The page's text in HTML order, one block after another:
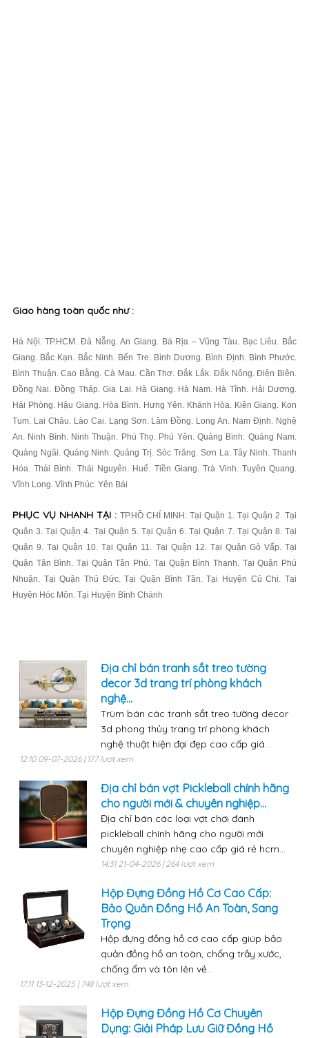
Giao hàng toàn quốc như :
Hà Nội. TP.HCM. Đà Nẵng. An Giang. Bà Rịa – Vũng Tàu. Bạc Liêu. Bắc
Giang. Bắc Kạn. Bắc Ninh. Bến Tre. Bình Dương. Bình Định. Bình Phước.
Bình Thuận. Cao Bằng. Cà Mau. Cần Thơ. Đắk Lắk. Đắk Nông. Điện Biên.
Đồng Nai. Đồng Tháp. Gia Lai. Hà Giang. Hà Nam. Hà Tĩnh. Hải Dương.
Hải Phòng. Hậu Giang. Hòa Bình. Hưng Yên. Khánh Hòa. Kiên Giang. Kon
Tum. Lai Châu. Lào Cai. Lạng Sơn. Lâm Đồng. Long An. Nam Định. Nghệ
An. Ninh Bình. Ninh Thuận. Phú Thọ. Phú Yên. Quảng Bình. Quảng Nam.
Quảng Ngãi. Quảng Ninh. Quảng Trị. Sóc Trăng. Sơn La. Tây Ninh. Thanh
Hóa. Thái Bình. Thái Nguyên. Huế. Tiền Giang. Trà Vinh. Tuyên Quang.
Vĩnh Long. Vĩnh Phúc. Yên Bái
PHỤC VỤ NHANH TẠI : TP.HỒ CHÍ MINH: Tại Quận 1. Tại Quận 2. Tại
Quận 3. Tại Quận 4. Tại Quận 5. Tại Quận 6. Tại Quận 7. Tại Quận 8. Tại
Quận 9. Tại Quận 10. Tại Quận 11. Tại Quận 12. Tại Quận Gò Vấp. Tại
Quận Tân Bình. Tại Quận Tân Phú. Tại Quận Bình Thạnh. Tại Quận Phú
Nhuận. Tại Quận Thủ Đức. Tại Quận Bình Tân. Tại Huyện Củ Chi. Tại
Huyện Hóc Môn. Tại Huyện Bình Chánh
Địa chỉ bán tranh sắt treo tường
decor 3d trang trí phòng khách
nghệ...
Trùm bán các tranh sắt treo tường decor
3d phong thủy trang trí phòng khách
nghệ thuật hiện đại đẹp cao cấp giá...
12:10 09-07-2026 | 177 lượt xem
Địa chỉ bán vợt Pickleball chính hãng
cho người mới & chuyên nghiệp...
Địa chỉ bán các loại vợt chơi đánh
pickleball chính hãng cho người mới
chuyên nghiệp nhẹ cao cấp giá rẻ hcm...
14:31 21-04-2026 | 264 lượt xem
Hộp Đựng Đồng Hồ Cơ Cao Cấp:
Bảo Quản Đồng Hồ An Toàn, Sang
Trọng
Hộp đựng đồng hồ cơ cao cấp giúp bảo
quản đồng hồ an toàn, chống trầy xước,
chống ẩm và tôn lên vẻ...
17:11 13-12-2025 | 748 lượt xem
Hộp Đựng Đồng Hồ Cơ Chuyên
Dụng: Giải Pháp Lưu Giữ Đồng Hồ